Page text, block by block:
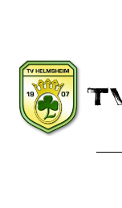
content